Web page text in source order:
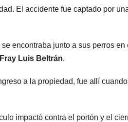
El accidente fue captado por
encontraba junto a sus perros en
Fray Luis Beltrán.
a la propiedad, fue allí
impactó contra el portón y el